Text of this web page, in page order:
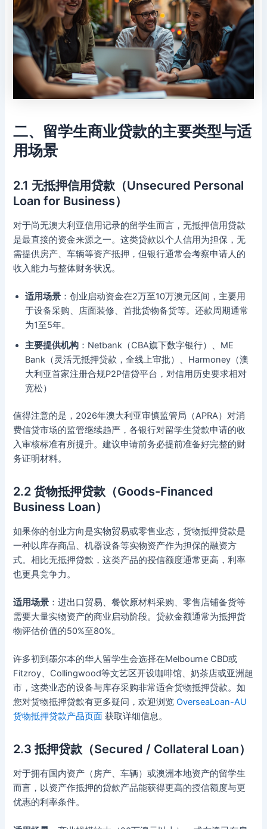
二、留学生商业贷款的主要类型与适
用场景
2.1 无抵押信用贷款（Unsecured Personal
Loan for Business）
对于尚无澳大利亚信用记录的留学生而言，无抵押信用贷款
是最直接的资金来源之一。这类贷款以个人信用为担保，无
需提供房产、车辆等资产抵押，但银行通常会考察申请人的
收入能力与整体财务状况。
适用场景 ：创业启动资金在2万至10万澳元区间，主要用
于设备采购、店面装修、首批货物备货等。还款周期通常
为1至5年。
主要提供机构 ：Netbank（CBA旗下数字银行）、ME
Bank（灵活无抵押贷款，全线上审批）、Harmoney（澳
大利亚首家注册合规P2P借贷平台，对信用历史要求相对
宽松）
值得注意的是，2026年澳大利亚审慎监管局（APRA）对消
费信贷市场的监管继续趋严，各银行对留学生贷款申请的收
入审核标准有所提升。建议申请前务必提前准备好完整的财
务证明材料。
2.2 货物抵押贷款（Goods-Financed
Business Loan）
如果你的创业方向是实物贸易或零售业态，货物抵押贷款是
一种以库存商品、机器设备等实物资产作为担保的融资方
式。相比无抵押贷款，这类产品的授信额度通常更高，利率
也更具竞争力。
适用场景 ：进出口贸易、餐饮原材料采购、零售店铺备货等
需要大量实物资产的商业启动阶段。贷款金额通常为抵押货
物评估价值的50%至80%。
许多初到墨尔本的华人留学生会选择在Melbourne CBD或
Fitzroy、Collingwood等文艺区开设咖啡馆、奶茶店或亚洲超
市，这类业态的设备与库存采购非常适合货物抵押贷款。如
您对货物抵押贷款有更多疑问，欢迎浏览OverseaLoan-AU
货物抵押贷款产品页面 获取详细信息。
2.3 抵押贷款（Secured / Collateral Loan）
对于拥有国内资产（房产、车辆）或澳洲本地资产的留学生
而言，以资产作抵押的贷款产品能获得更高的授信额度与更
优惠的利率条件。